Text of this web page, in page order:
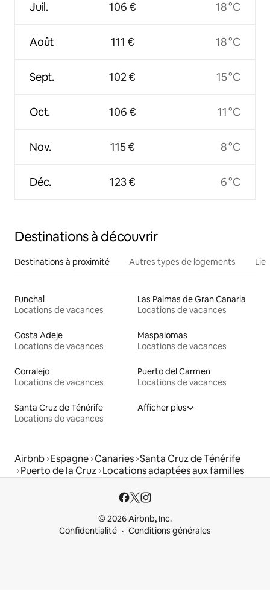
Juil.
Août
Sept.
Oct.
Nov.
Déc.
106 €
111 €
102 €
106 €
115 €
123 €
18 °C
18 °C
15 °C
11 °C
8 °C
6 °C
Destinations à découvrir
Destinations à proximité Autres types de logements
Funchal
Locations de vacances
Las Palmas de Gran Canaria
Locations de vacances
Costa Adeje
Locations de vacances
Maspalomas
Locations de vacances
Corralejo
Locations de vacances
Puerto del Carmen
Locations de vacances
Santa Cruz de Ténérife
Locations de vacances
Afficher plus
Airbnb Espagne Canaries Santa Cruz de Ténérife
Puerto de la Cruz Locations adaptées aux familles
© 2026 Airbnb, Inc.
Confidentialité
Conditions générales